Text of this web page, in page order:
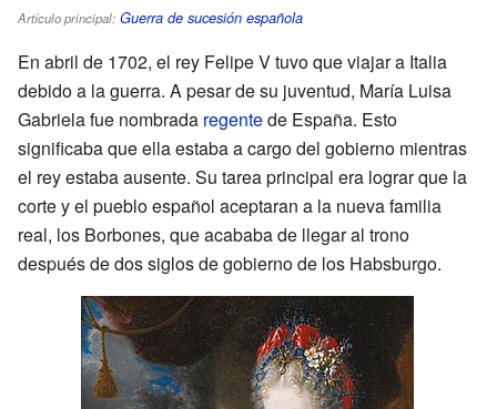
Artículo principal: Guerra de sucesión española
En abril de 1702, el rey Felipe V tuvo que viajar a Italia
debido a la guerra. A pesar de su juventud, María Luisa
Gabriela fue nombrada regentede España. Esto
significaba que ella estaba a cargo del gobierno mientras
el rey estaba ausente. Su tarea principal era lograr que la
corte y el pueblo español aceptaran a la nueva familia
real, los Borbones, que acababa de llegar al trono
después de dos siglos de gobierno de los Habsburgo.